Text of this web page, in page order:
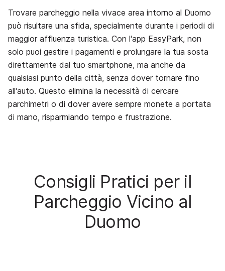
Trovare parcheggio nella vivace area intorno al Duomo
può risultare una sfida, specialmente durante i periodi di
maggior affluenza turistica. Con l'app EasyPark, non
solo puoi gestire i pagamenti e prolungare la tua sosta
direttamente dal tuo smartphone, ma anche da
qualsiasi punto della città, senza dover tornare fino
all'auto. Questo elimina la necessità di cercare
parchimetri o di dover avere sempre monete a portata
di mano, risparmiando tempo e frustrazione.
Consigli Pratici per il
Parcheggio Vicino al
Duomo